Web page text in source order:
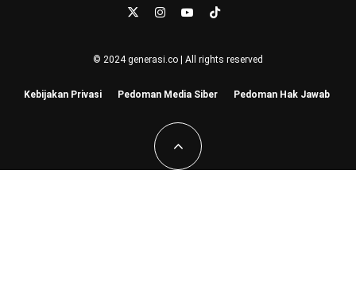
© 2024 generasi.co | All rights reserved
Kebijakan Privasi Pedoman Media Siber Pedoman Hak Jawab